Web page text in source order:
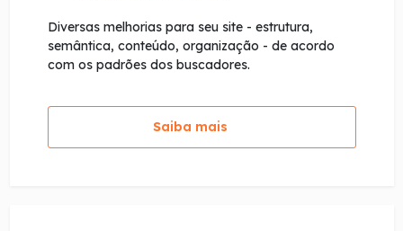
Diversas melhorias para seu site - estrutura,
semântica, conteúdo, organização - de acordo
com os padrões dos buscadores.
Saiba mais